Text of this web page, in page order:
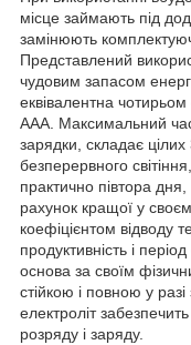
місце займають під
замінюють
Представлений
чудовим запасом
еквівалентна
ААА. Максимальний час
зарядки, складає
безперервного
практично півтора
рахунок кращої у
коефіцієнтом відводу
продуктивність і
основа за своїм
стійкою і повною у
електроліт
розряду і заряду.